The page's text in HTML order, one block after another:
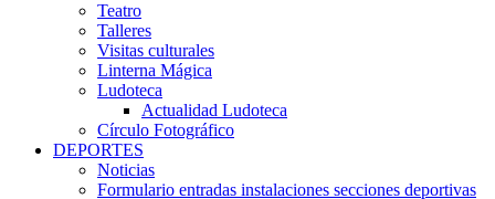
Teatro
Talleres
Visitas culturales
Linterna Mágica
Ludoteca
Actualidad Ludoteca
Círculo Fotográfico
DEPORTES
Noticias
Formulario entradas instalaciones secciones deportivas